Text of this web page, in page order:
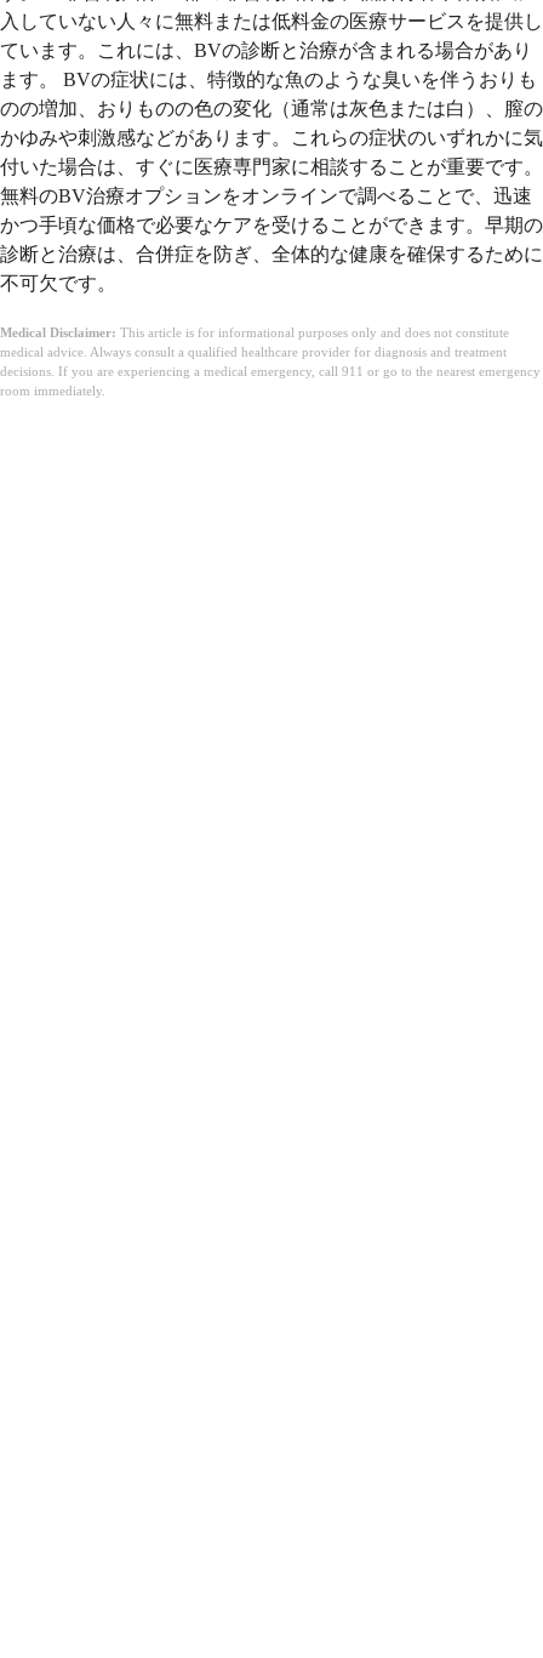
入していない人々に無料または低料金の医療サービスを提供し
ています。これには、BVの診断と治療が含まれる場合があり
ます。 BVの症状には、特徴的な魚のような臭いを伴うおりも
のの増加、おりものの色の変化（通常は灰色または白）、膣の
かゆみや刺激感などがあります。これらの症状のいずれかに気
付いた場合は、すぐに医療専門家に相談することが重要です。
無料のBV治療オプションをオンラインで調べることで、迅速
かつ手頃な価格で必要なケアを受けることができます。早期の
診断と治療は、合併症を防ぎ、全体的な健康を確保するために
不可欠です。
Medical Disclaimer: This article is for informational purposes only and does not constitute
medical advice. Always consult a qualified healthcare provider for diagnosis and treatment
decisions. If you are experiencing a medical emergency, call 911 or go to the nearest emergency
room immediately.